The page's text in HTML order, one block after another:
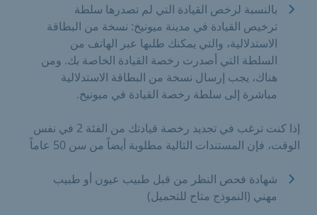
بالنسبة لرخص القيادة التي لم تصدرها سلطة
ترخيص القيادة في مدينة ميونيخ: نسخة من البطاقة
الاستدلالية، والتي يمكنك طلبها عبر الهاتف من
السلطة التي أصدرت رخصة القيادة الخاصة بك. ومن
هناك، يجب إرسال نسخة من البطاقة الاستدلالية
مباشرة إلى سلطة رخصة القيادة في ميونيخ.
إذا كنت ترغب في تجديد رخصة قيادتك من الفئة 2 في نفس
الوقت، فإن المستندات التالية مطلوبة أيضاً من سن 50 عاماً
شهادة فحص النظر من قبل طبيب عيون أو طبيب
مهني (النموذج متاح للتحميل)